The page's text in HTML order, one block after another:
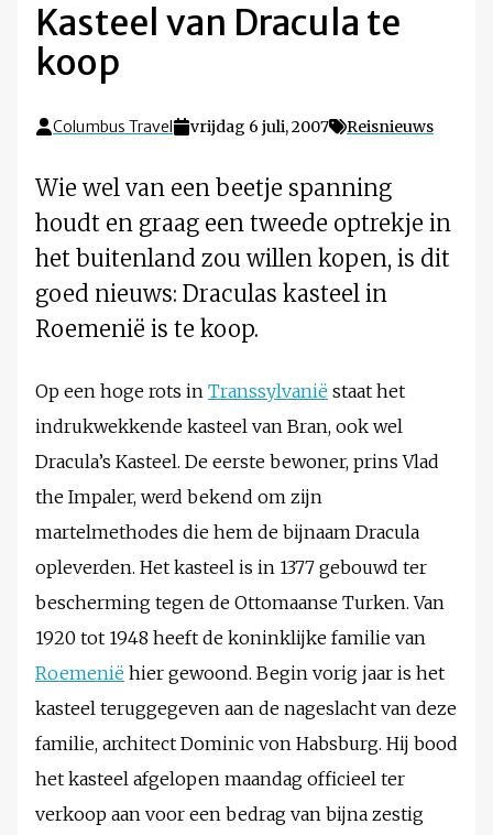
Kasteel van Dracula te
koop
Columbus Travel vrijdag 6 juli, 2007 Reisnieuws
Wie wel van een beetje spanning
houdt en graag een tweede optrekje in
het buitenland zou willen kopen, is dit
goed nieuws: Draculas kasteel in
Roemenië is te koop.
Op een hoge rots in Transsylvanië staat het
indrukwekkende kasteel van Bran, ook wel
Dracula’s Kasteel. De eerste bewoner, prins Vlad
the Impaler, werd bekend om zijn
martelmethodes die hem de bijnaam Dracula
opleverden. Het kasteel is in 1377 gebouwd ter
bescherming tegen de Ottomaanse Turken. Van
1920 tot 1948 heeft de koninklijke familie van
Roemenië hier gewoond. Begin vorig jaar is het
kasteel teruggegeven aan de nageslacht van deze
familie, architect Dominic von Habsburg. Hij bood
het kasteel afgelopen maandag officieel ter
verkoop aan voor een bedrag van bijna zestig